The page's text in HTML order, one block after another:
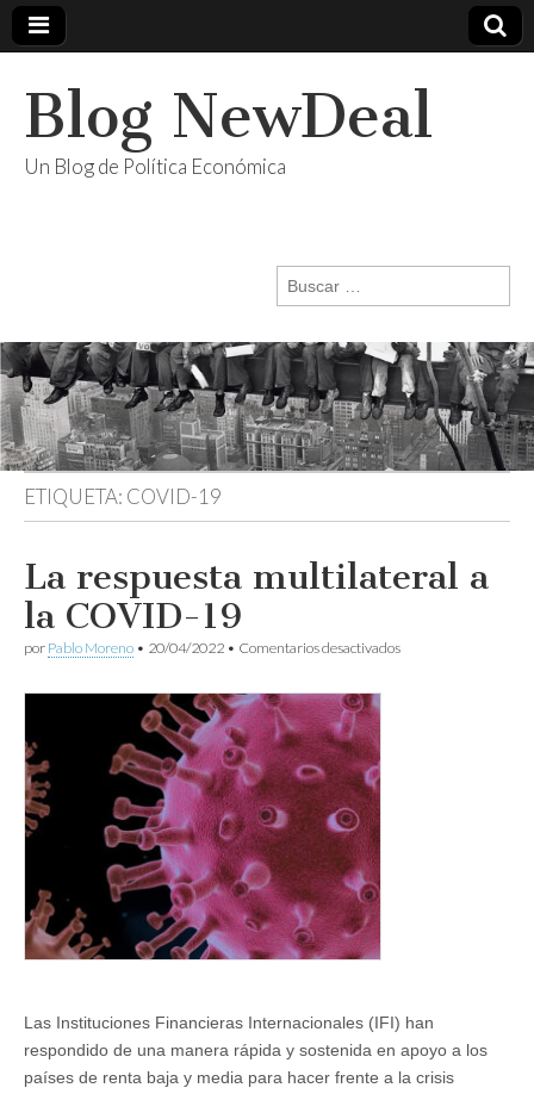
Blog NewDeal
Un Blog de Política Económica
Buscar:
ETIQUETA: COVID-19
La respuesta multilateral a
la COVID-19
por Pablo Moreno • 20/04/2022 • Comentarios desactivadosen
Las Instituciones Financieras Internacionales (IFI) han
respondido de una manera rápida y sostenida en apoyo a los
países de renta baja y media para hacer frente a la crisis